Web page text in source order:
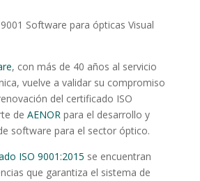
, con más de 40 años al servicio
vuelve a validar su compromiso
del certificado ISO
de AENORpara el desarrollo y
software para el sector óptico.
ISO 9001:2015 se encuentran
que garantiza el sistema de